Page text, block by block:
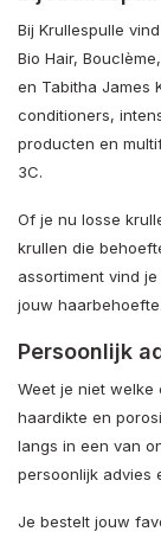
Bij Krullespulle
Bio Hair,
en Tabitha James
conditioners,
producten en
3C.
Of je nu losse
krullen die
assortiment vind
jouw haarbehoefte.
Persoonlijk
Weet je niet
haardikte en
langs in een van
persoonlijk advies
Je bestelt jouw